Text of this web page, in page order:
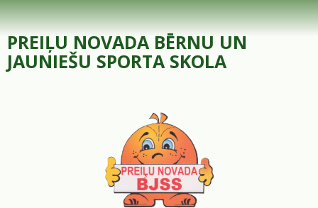
Skip
to
content
PREIĻU NOVADA BĒRNU UN
JAUNIEŠU SPORTA SKOLA